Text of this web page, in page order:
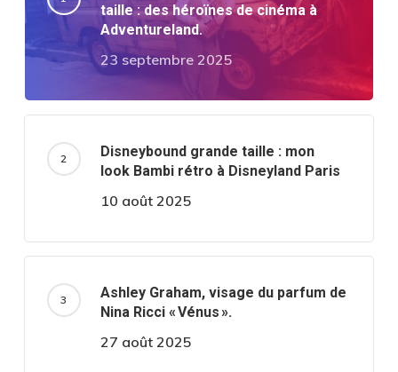
taille : des héroïnes de cinéma à
Adventureland.
23 septembre 2025
Disneybound grande taille : mon
look Bambi rétro à Disneyland Paris
10 août 2025
Ashley Graham, visage du parfum de
Nina Ricci « Vénus ».
27 août 2025